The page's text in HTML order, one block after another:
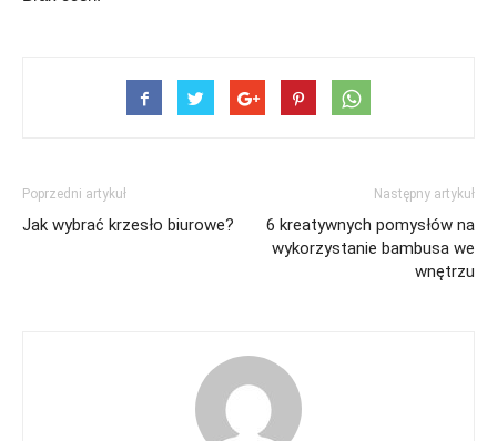
Poprzedni artykuł
Jak wybrać krzesło biurowe?
Następny artykuł
6 kreatywnych pomysłów na
wykorzystanie bambusa we
wnętrzu